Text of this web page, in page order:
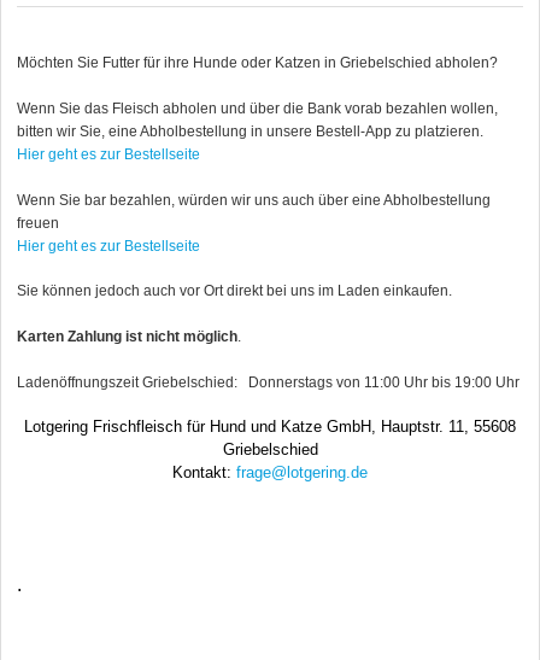
Möchten Sie Futter für ihre Hunde oder Katzen in Griebelschied abholen?
Wenn Sie das Fleisch abholen und über die Bank vorab bezahlen wollen,
bitten wir Sie, eine Abholbestellung in unsere Bestell-App zu platzieren.
Hier geht es zur Bestellseite
Wenn Sie bar bezahlen, würden wir uns auch über eine Abholbestellung
freuen
Hier geht es zur Bestellseite
Sie können jedoch auch vor Ort direkt bei uns im Laden einkaufen.
Karten Zahlung ist nicht möglich
Ladenöffnungszeit Griebelschied: Donnerstags von 11:00 Uhr bis 19:00 Uhr
Lotgering Frischfleisch für Hund und Katze GmbH, Hauptstr. 11, 55608
Griebelschied
Kontakt: frage@lotgering.de
.